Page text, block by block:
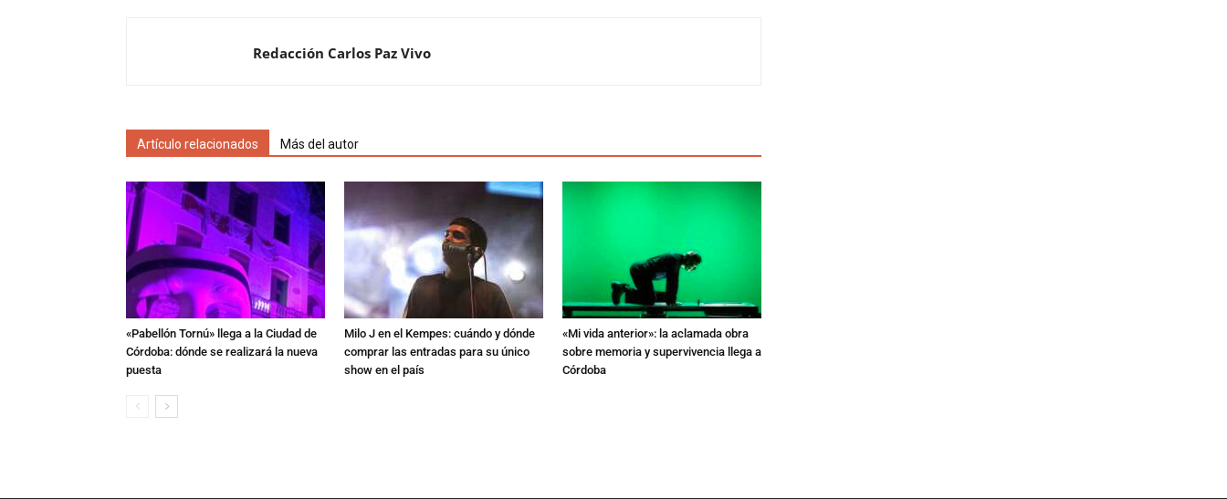
Redacción Carlos Paz Vivo
Artículo relacionados Más del autor
«Pabellón Tornú» llega a la Ciudad de
Córdoba: dónde se realizará la nueva
puesta
Milo J en el Kempes: cuándo y dónde
comprar las entradas para su único
show en el país
«Mi vida anterior»: la aclamada obra
sobre memoria y supervivencia llega a
Córdoba